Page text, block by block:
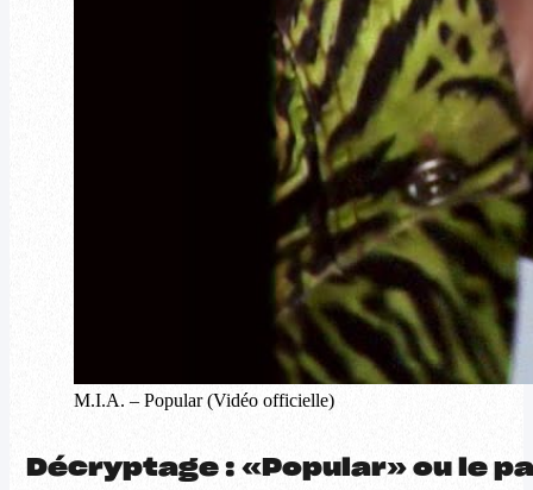
M.I.A. – Popular (Vidéo officielle)
Décryptage : «Popular» ou le